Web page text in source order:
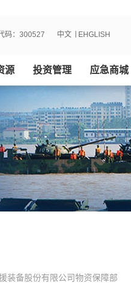
码：300527 EHGLISH
中文
源 投资管理 应急商城
装备股份有限公司物资保障部